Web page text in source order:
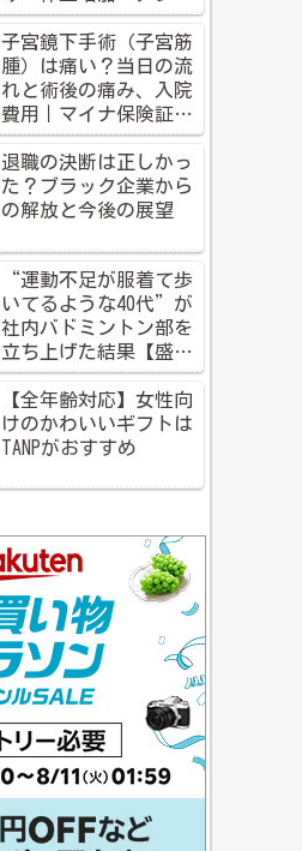
ル変化まで【体験談】
子宮鏡下手術（子宮筋
腫）は痛い？当日の流
れと術後の痛み、入院
費用｜マイナ保険証・
公的制度で乗り切った
入院体験記全公開
退職の決断は正しかっ
た？ブラック企業から
の解放と今後の展望
“運動不足が服着て歩
いてるような40代”が
社内バドミントン部を
立ち上げた結果【盛り
上がる社内イベント成
功例】
【全年齢対応】女性向
けのかわいいギフトは
TANPがおすすめ